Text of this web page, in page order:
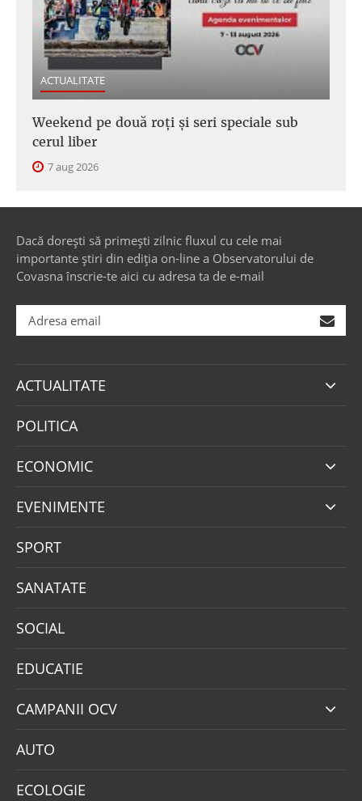
ACTUALITATE
Weekend pe două roți și seri speciale sub
cerul liber
7 aug 2026
Dacă dorești să primești zilnic fluxul cu cele mai
importante știri din ediția on-line a Observatorului de
Covasna înscrie-te aici cu adresa ta de e-mail
ACTUALITATE
POLITICA
ECONOMIC
EVENIMENTE
SPORT
SANATATE
SOCIAL
EDUCATIE
CAMPANII OCV
AUTO
ECOLOGIE